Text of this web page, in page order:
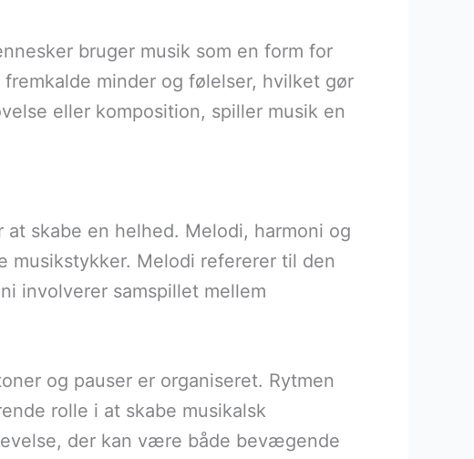
bruger musik som en form for
minder og følelser, hvilket gør
eller komposition, spiller musik en
skabe en helhed. Melodi, harmoni og
Melodi refererer til den
involverer samspillet mellem
og pauser er organiseret. Rytmen
rolle i at skabe musikalsk
der kan være både bevægende